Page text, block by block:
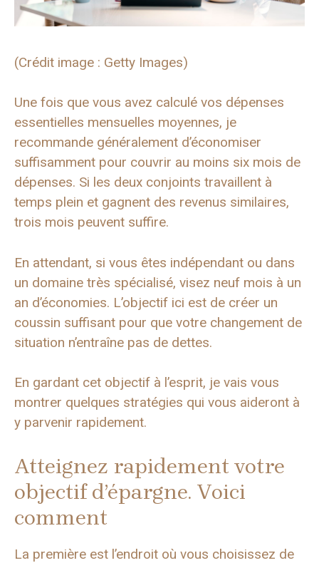
(Crédit image : Getty Images)
Une fois que vous avez calculé vos dépenses
essentielles mensuelles moyennes, je
recommande généralement d’économiser
suffisamment pour couvrir au moins six mois de
dépenses. Si les deux conjoints travaillent à
temps plein et gagnent des revenus similaires,
trois mois peuvent suffire.
En attendant, si vous êtes indépendant ou dans
un domaine très spécialisé, visez neuf mois à un
an d’économies. L’objectif ici est de créer un
coussin suffisant pour que votre changement de
situation n’entraîne pas de dettes.
En gardant cet objectif à l’esprit, je vais vous
montrer quelques stratégies qui vous aideront à
y parvenir rapidement.
Atteignez rapidement votre
objectif d’épargne. Voici
comment
La première est l’endroit où vous choisissez de